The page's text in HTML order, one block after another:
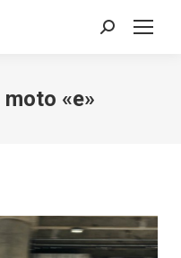
Search:
moto «e»